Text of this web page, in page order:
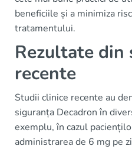
beneficiile și a minimiza
tratamentului.
Rezultate
recente
Studii clinice recente au
siguranța Decadron în
exemplu, în cazul
administrarea de 6 mg pe